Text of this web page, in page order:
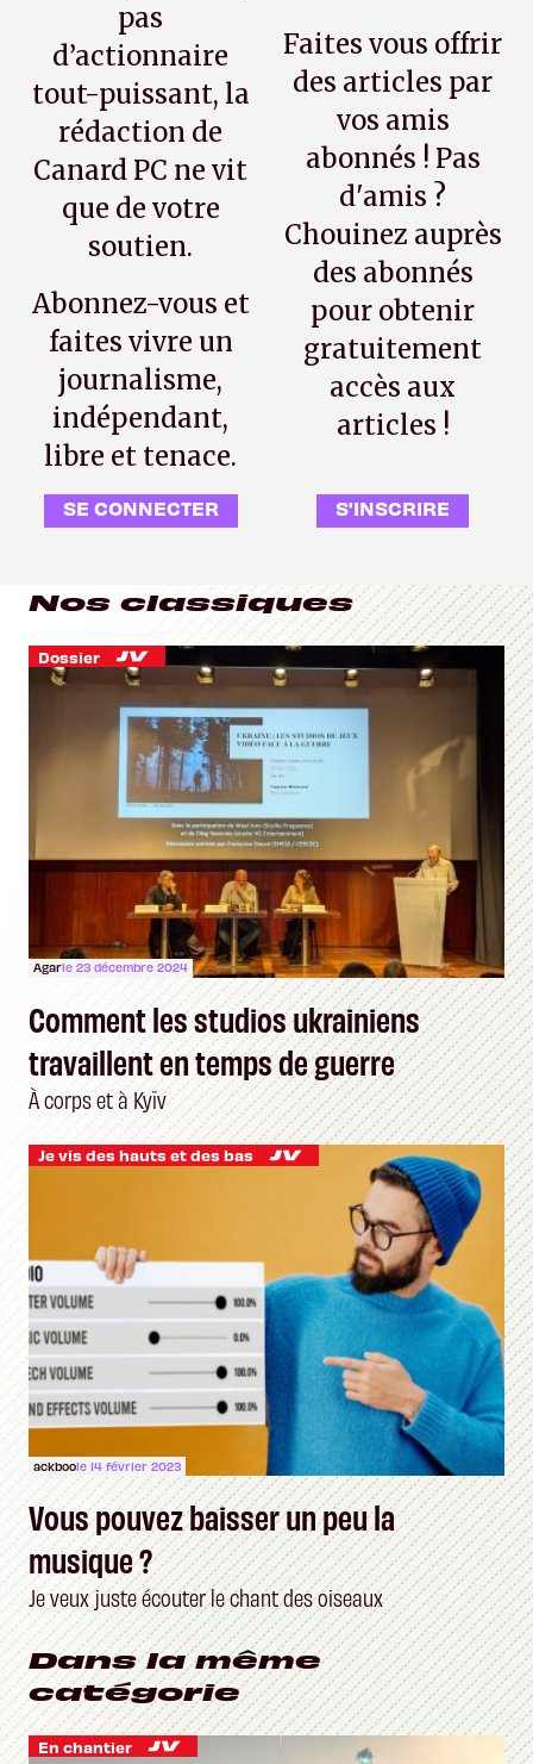
pas
d’actionnaire
tout-puissant, la
rédaction de
Canard PC ne vit
que de votre
soutien.
Abonnez-vous et
faites vivre un
journalisme,
indépendant,
libre et tenace.
SE CONNECTER
Faites vous offrir
des articles par
vos amis
abonnés ! Pas
d'amis ?
Chouinez auprès
des abonnés
pour obtenir
gratuitement
accès aux
articles !
S'INSCRIRE
Nos classiques
Dossier
Agarle 23 décembre 2024
Comment les studios ukrainiens
travaillent en temps de guerre
À corps et à Kyïv
Je vis des hauts et des bas
ackboole 14 février 2023
Vous pouvez baisser un peu la
musique ?
Je veux juste écouter le chant des oiseaux
Dans la même
catégorie
En chantier